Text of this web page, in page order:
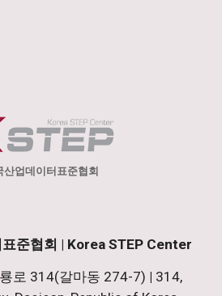
산업데이터표준협회
준협회 | Korea STEP Center
로 314(갈마동 274-7) | 314,